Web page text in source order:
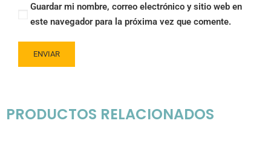
Guardar mi nombre, correo electrónico y sitio web en
este navegador para la próxima vez que comente.
PRODUCTOS RELACIONADOS